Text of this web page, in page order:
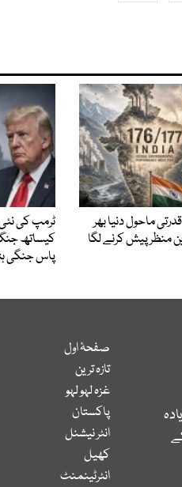
ماحول دنیا بھر
منظر پیش کرنے لگا
ٹرمپ کی
کیساتھ
پاس جنگی
صفحۂ اول
تازہ ترین
غزہ لہو لہو
پاکستان
انٹر نیشنل
کھیل
انٹرٹینمنٹ